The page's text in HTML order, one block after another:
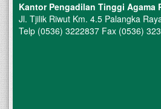
Kantor Pengadilan Tinggi Agama
Jl. Tjilik Riwut Km. 4.5 Palangka
Telp (0536) 3222837 Fax (0536)